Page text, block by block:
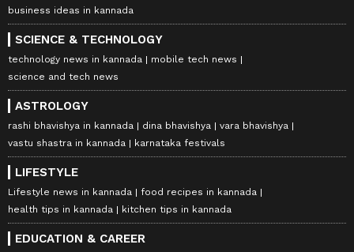
business ideas in kannada
SCIENCE & TECHNOLOGY
technology news in kannada
mobile tech news
science and tech news
ASTROLOGY
rashi bhavishya in kannada dina bhavishya
vara bhavishya
vastu shastra in kannada
karnataka festivals
LIFESTYLE
Lifestyle news in kannada
food recipes in kannada
health tips in kannada
kitchen tips in kannada
EDUCATION & CAREER